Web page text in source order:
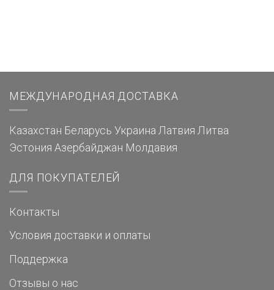
МЕЖДУНАРОДНАЯ ДОСТАВКА
Казахстан Беларусь Украина Латвия Литва
Эстония Азербайджан Молдавия
ДЛЯ ПОКУПАТЕЛЕЙ
Контакты
Условия доставки и оплаты
Поддержка
Отзывы о нас